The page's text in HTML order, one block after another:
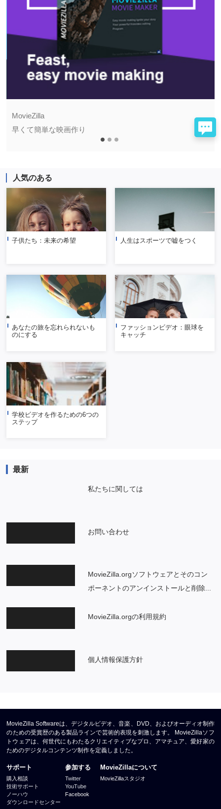
MovieZilla
早くて簡単な映画作り
人気のある
子供たち：未来の希望 人生はスポーツで嘘をつく
あなたの旅を忘れられないも
のにする
ファッションビデオ：眼球を
キャッチ
学校ビデオを作るための6つの
ステップ
最新
私たちに関しては
お問い合わせ
MovieZilla.orgソフトウェアとそのコン
ポーネントのアンインストールと削除...
MovieZilla.orgの利用規約
個人情報保護方針
MovieZilla Softwareは、デジタルビデオ、音楽、DVD、およびオーディオ制作
のための受賞歴のある製品ラインで芸術的表現を刺激します。 MovieZillaソフ
トウェアは、何世代にもわたるクリエイティブなプロ、アマチュア、愛好家の
ためのデジタルコンテンツ制作を定義しました。
サポート
購入相談
技術サポート
ノーハウ
ダウンロードセンター
参加する
Twitter
YouTube
Facebook
MovieZillaについて
MovieZillaスタジオ